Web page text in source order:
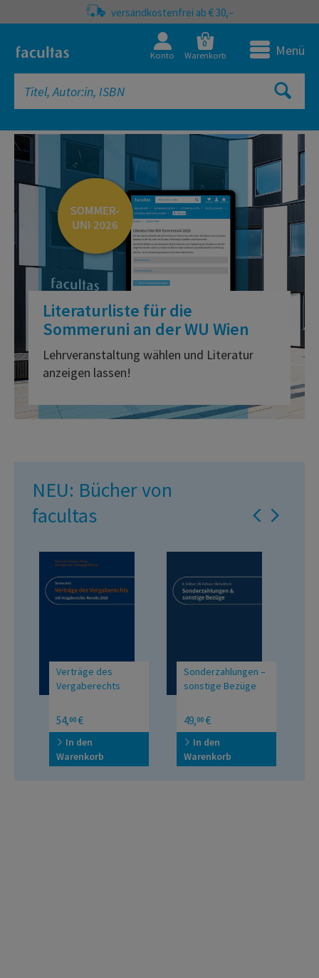
versandkostenfrei ab € 30,–
Konto
0
Warenkorb Menü
facultas Onlineshop |
Literaturliste für die
Sommeruni an der WU Wien
Lehrveranstaltung wählen und Literatur
anzeigen lassen!
NEU: Bücher von
facultas
Verträge des
Vergaberechts
54,00 €
In den
Warenkorb
Sonderzahlungen –
sonstige Bezüge
49,00 €
In den
Warenkorb